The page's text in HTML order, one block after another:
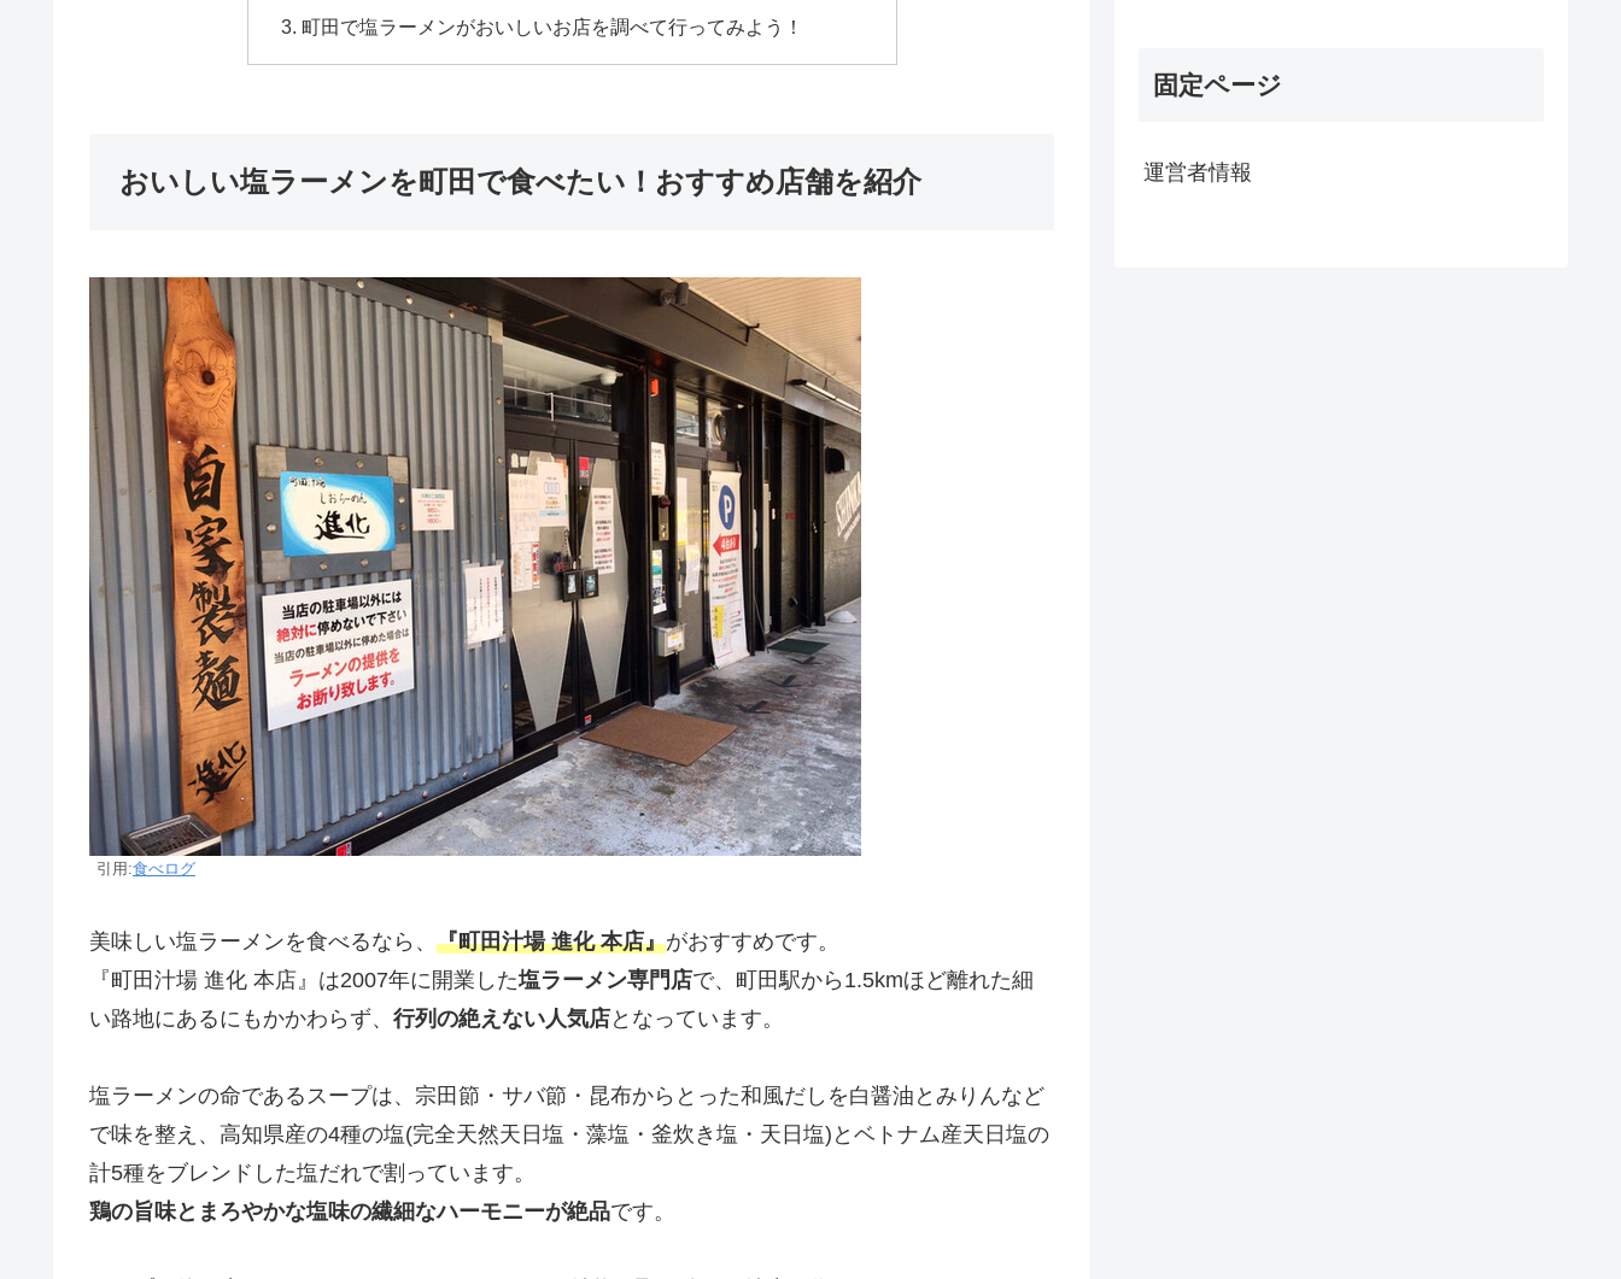
町田で塩ラーメンがおいしいお店を調べて行ってみよう！
おいしい塩ラーメンを町田で食べたい！おすすめ店舗を紹介
引用:食べログ
美味しい塩ラーメンを食べるなら、 『町田汁場 進化 本店』がおすすめです。
『町田汁場 進化 本店』は2007年に開業した塩ラーメン専門店で、町田駅から1.5kmほど離れた細
い路地にあるにもかかわらず、 行列の絶えない人気店となっています。
塩ラーメンの命であるスープは、宗田節・サバ節・昆布からとった和風だしを白醤油とみりんなど
で味を整え、高知県産の4種の塩(完全天然天日塩・藻塩・釜炊き塩・天日塩)とベトナム産天日塩の
計5種をブレンドした塩だれで割っています。
鶏の旨味とまろやかな塩味の繊細なハーモニーが絶品です。
固定ページ
運営者情報